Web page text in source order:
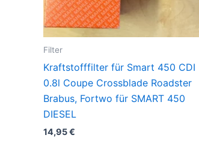
Filter
Kraftstofffilter für Smart 450 CDI
0.8l Coupe Crossblade Roadster
Brabus, Fortwo für SMART 450
DIESEL
14,95€